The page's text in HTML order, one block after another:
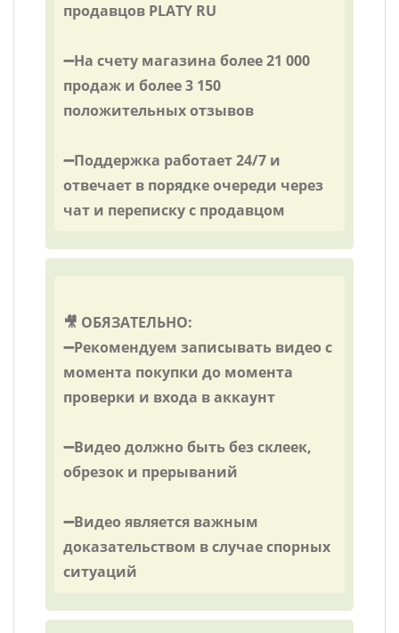
продавцов PLATY RU
➖На счету магазина более 21 000
продаж и более 3 150
положительных отзывов
➖Поддержка работает 24/7 и
отвечает в порядке очереди через
чат и переписку с продавцом
🎥 ОБЯЗАТЕЛЬНО:
➖Рекомендуем записывать видео с
момента покупки до момента
проверки и входа в аккаунт
➖Видео должно быть без склеек,
обрезок и прерываний
➖Видео является важным
доказательством в случае спорных
ситуаций